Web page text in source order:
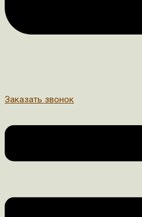
Заказать звонок